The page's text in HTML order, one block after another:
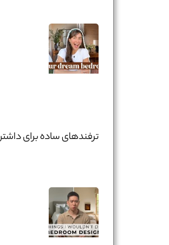
ترفندهای ساده برای